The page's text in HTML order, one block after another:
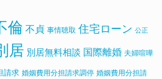
倫 不貞 事情聴取 住宅ローン 公正
居 別居無料相談 国際離婚 夫婦喧嘩
請求 婚姻費用分担請求調停 婚姻費用分担請